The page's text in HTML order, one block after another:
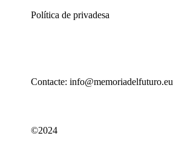
Política de privadesa
Contacte: info@memoriadelfuturo.eu
©2024